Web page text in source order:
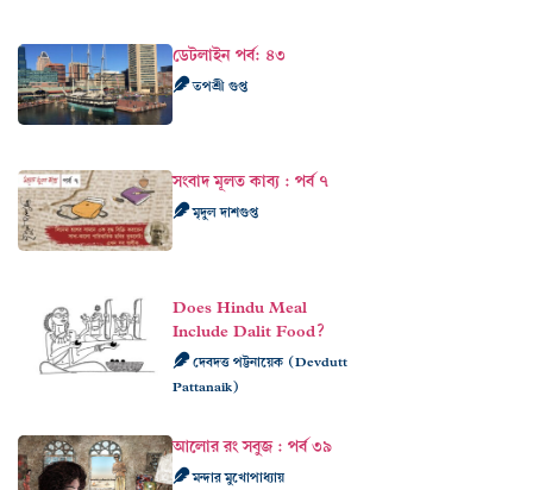
ডেটলাইন পর্ব: ৪৩
তপশ্রী গুপ্ত
সংবাদ মূলত কাব্য : পর্ব ৭
মৃদুল দাশগুপ্ত
Does Hindu Meal
Include Dalit Food?
দেবদত্ত পট্টনায়েক (Devdutt
Pattanaik)
আলোর রং সবুজ : পর্ব ৩৯
মন্দার মুখোপাধ্যায়